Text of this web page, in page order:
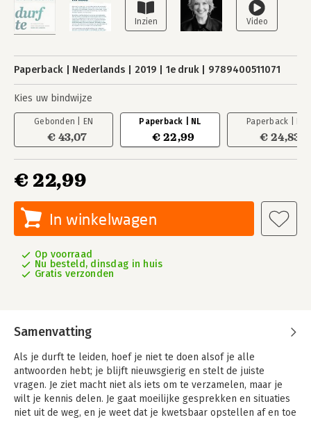
Paperback Nederlands 2019 1e druk 9789400511071
Kies uw bindwijze
Gebonden | EN
€ 43,07
Paperback | NL
€ 22,99
Paperback | EN
€ 24,83
€ 22,99
In winkelwagen
Op voorraad
Nu besteld, dinsdag in huis
Gratis verzonden
Samenvatting
Als je durft te leiden, hoef je niet te doen alsof je alle
antwoorden hebt; je blijft nieuwsgierig en stelt de juiste
vragen. Je ziet macht niet als iets om te verzamelen, maar je
wilt je kennis delen. Je gaat moeilijke gesprekken en situaties
niet uit de weg, en je weet dat je kwetsbaar opstellen af en toe